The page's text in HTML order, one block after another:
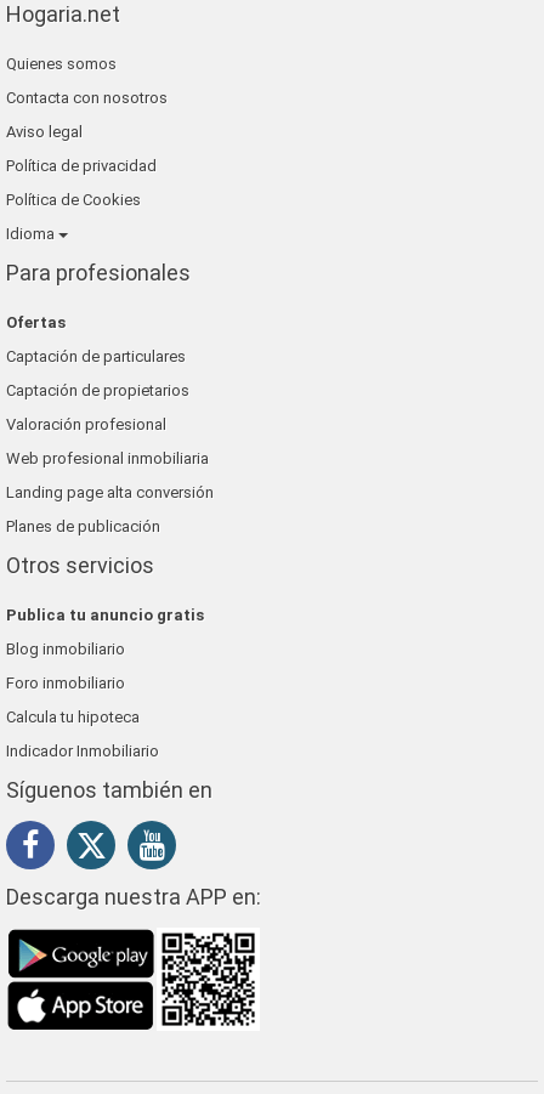
Hogaria.net
Quienes somos
Contacta con nosotros
Aviso legal
Política de privacidad
Política de Cookies
Idioma
Para profesionales
Ofertas
Captación de particulares
Captación de propietarios
Valoración profesional
Web profesional inmobiliaria
Landing page alta conversión
Planes de publicación
Otros servicios
Publica tu anuncio gratis
Blog inmobiliario
Foro inmobiliario
Calcula tu hipoteca
Indicador Inmobiliario
Síguenos también en
Descarga nuestra APP en: